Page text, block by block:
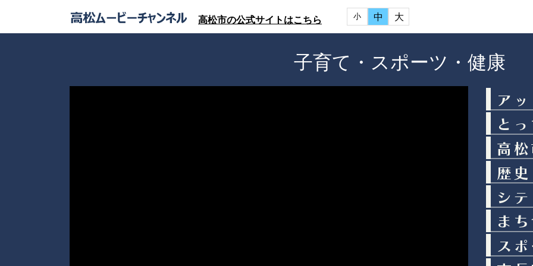
高松市の公式サイトはこちら 小 中 大
子育て・スポーツ・健康